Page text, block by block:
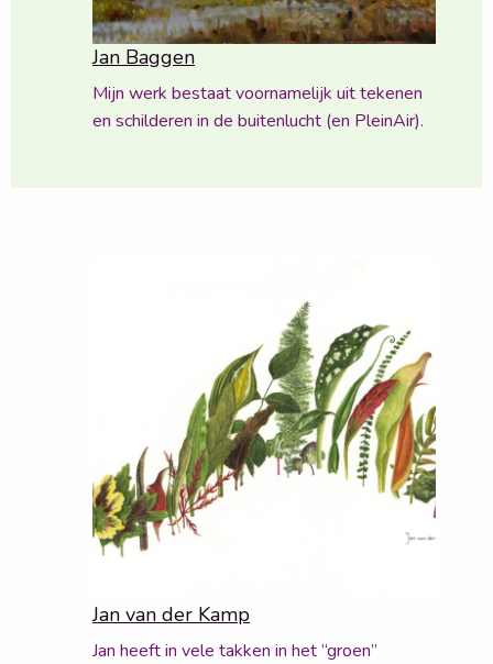
Jan Baggen
Mijn werk bestaat voornamelijk uit tekenen
en schilderen in de buitenlucht (en PleinAir).
Jan van der Kamp
Jan heeft in vele takken in het “groen”